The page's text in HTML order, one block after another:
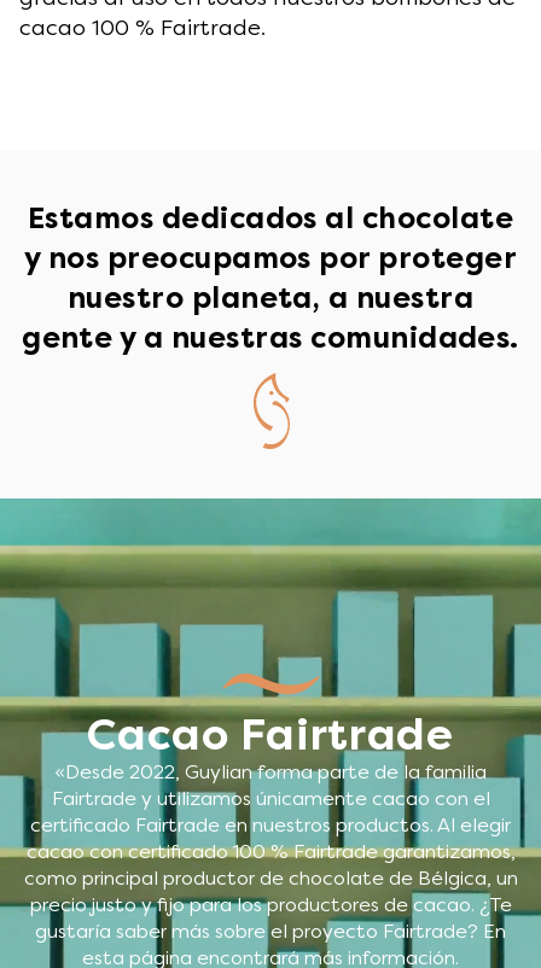
cacao 100 % Fairtrade.
Estamos dedicados al chocolate
y nos preocupamos por proteger
nuestro planeta, a nuestra
gente y a nuestras comunidades.
Cacao Fairtrade
«Desde 2022, Guylian forma parte de la familia
Fairtrade y utilizamos únicamente cacao con el
certificado Fairtrade en nuestros productos. Al elegir
cacao con certificado 100 % Fairtrade garantizamos,
como principal productor de chocolate de Bélgica, un
precio justo y fijo para los productores de cacao. ¿Te
gustaría saber más sobre el proyecto Fairtrade? En
esta página encontrará más información.